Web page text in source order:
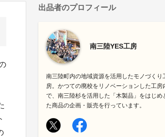
出品者のプロフィール
南三陸YES工房
南三陸町内の地域資源を活用したモノづくり
房。かつての廃校をリノベーションした工房
で、南三陸杉を活用した「木製品」をはじめ
た商品の企画・販売を行っています。